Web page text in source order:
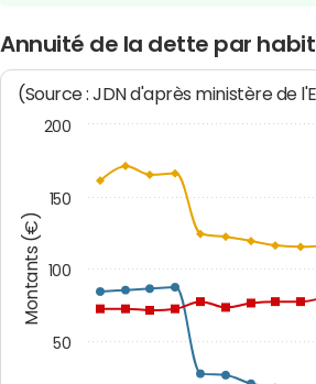
Annuité de la dette par
Montants (€)
(Source : JDN d'après ministère de
50
100
150
200